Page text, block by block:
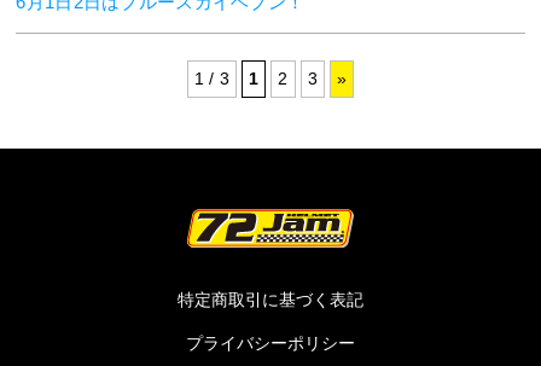
1 / 3 1 2 3 »
特定商取引に基づく表記
プライバシーポリシー